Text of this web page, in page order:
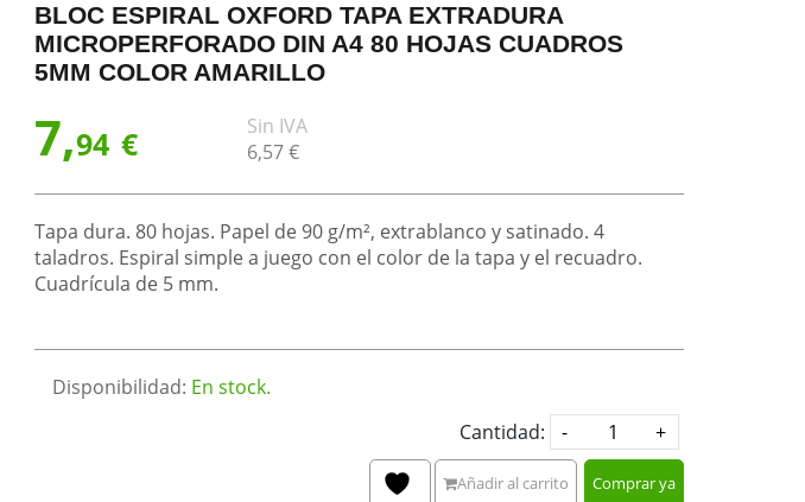
BLOC ESPIRAL OXFORD TAPA EXTRADURA
MICROPERFORADO DIN A4 80 HOJAS CUADROS
5MM COLOR AMARILLO
7,94 €
Sin IVA
6,57€
Tapa dura. 80 hojas. Papel de 90 g/m², extrablanco y satinado. 4
taladros. Espiral simple a juego con el color de la tapa y el recuadro.
Cuadrícula de 5 mm.
Disponibilidad: En stock.
Cantidad:
Añadir al carrito Comprar ya